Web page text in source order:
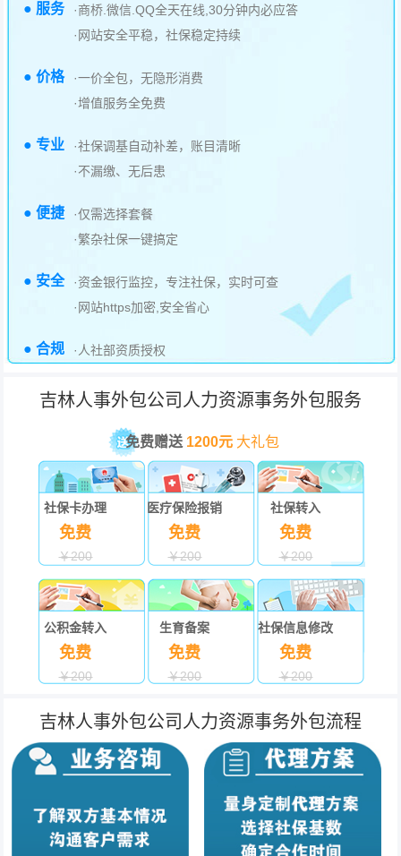
● 服务
·商桥.微信.QQ全天在线,30分钟内必应答
·网站安全平稳，社保稳定持续
● 价格
·一价全包，无隐形消费
·增值服务全免费
● 专业
·社保调基自动补差，账目清晰
·不漏缴、无后患
● 便捷
·仅需选择套餐
·繁杂社保一键搞定
● 安全
·资金银行监控，专注社保，实时可查
·网站https加密,安全省心
● 合规 ·人社部资质授权
吉林人事外包公司人力资源事务外包服务
免费赠送 1200元 大礼包
社保卡办理
免费
￥200
医疗保险报销
免费
￥200
社保转入
免费
￥200
公积金转入
免费
￥200
生育备案
免费
￥200
社保信息修改
免费
￥200
吉林人事外包公司人力资源事务外包流程